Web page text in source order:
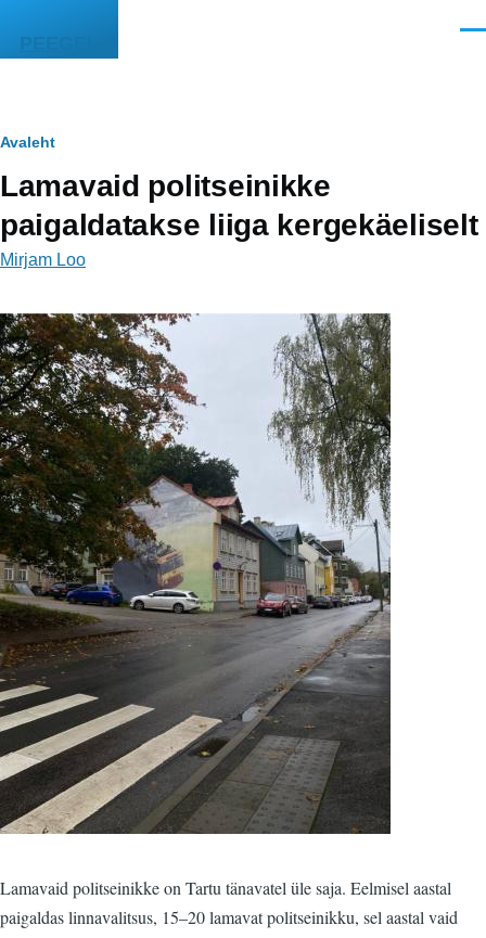
PEEGEL
Leivapuru
Avaleht
Lamavaid politseinikke
paigaldatakse liiga kergekäeliselt
Mirjam Loo
Image
Lamavaid politseinikke on Tartu tänavatel üle saja. Eelmisel aastal
paigaldas linnavalitsus, 15–20 lamavat politseinikku, sel aastal vaid